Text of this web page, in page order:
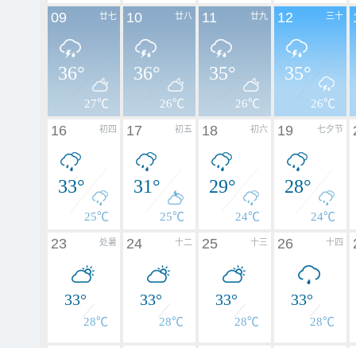
廿七
09
36°
27℃
廿八
10
36°
26℃
廿九
11
35°
26℃
三十
12
35°
26℃
初四
16
33°
25℃
初五
17
31°
25℃
初六
18
29°
24℃
七夕节
19
28°
24℃
处暑
23
33°
28℃
十二
24
33°
28℃
十三
25
33°
28℃
十四
26
33°
28℃